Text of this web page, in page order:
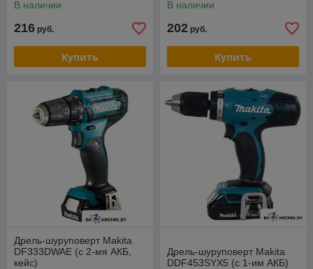
В наличии
216 руб.
Купить
В наличии
202 руб.
Купить
Дрель-шуруповерт Makita
DF333DWAE (с 2-мя АКБ,
кейс)
Дрель-шуруповерт Makita
DDF453SYX5 (с 1-им АКБ)